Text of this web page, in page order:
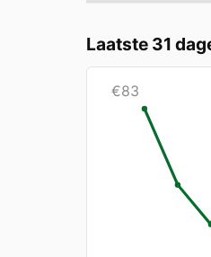
Laatste 31
€83